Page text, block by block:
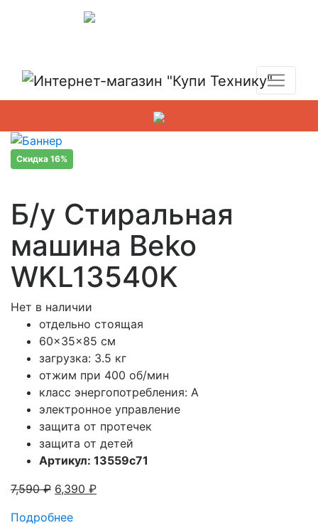
Скидка 16%
Б/у Стиральная
машина Beko
WKL13540K
Нет в наличии
отдельно стоящая
60x35x85 см
загрузка: 3.5 кг
отжим при 400 об/мин
класс энергопотребления: A
электронное управление
защита от протечек
защита от детей
Артикул: 13559c71
7,590₽ 6,390 ₽
Подробнее